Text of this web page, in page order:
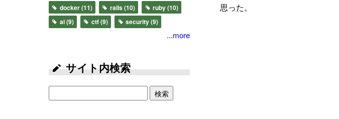
思った。
docker(11) rails (10) ruby(10)
ai(9) ctf(9) security(9)
...more
サイト内検索
検索